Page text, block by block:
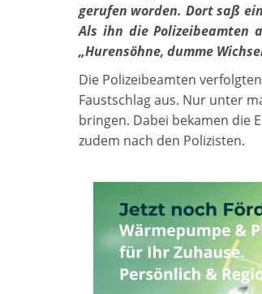
gerufen worden. Dort saß
Als ihn die Polizeibeamten
„Hurensöhne, dumme
Die Polizeibeamten
Faustschlag aus. Nur unter
bringen. Dabei bekamen die
zudem nach den Polizisten.